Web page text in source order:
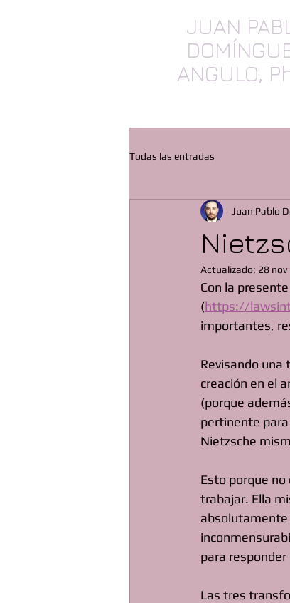
JUAN
ANGULO,
Todas las entradas
Juan Pablo
Actualizado: 28 nov
Con la
(https://
importantes,
Revisando una
creación en el
(porque
pertinente
Nietzsche
Esto porque
trabajar. Ella
absolutamente
para
Las tres